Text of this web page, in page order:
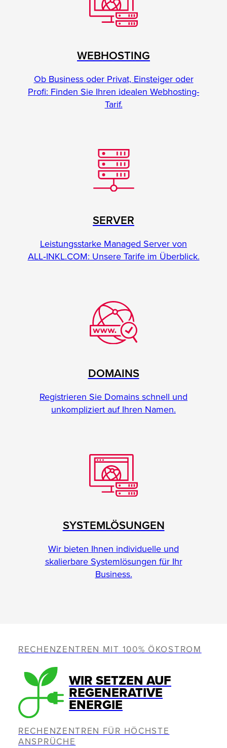
WEBHOSTING
Ob Business oder Privat, Einsteiger oder
Profi: Finden Sie Ihren idealen Webhosting-
Tarif.
SERVER
Leistungsstarke Managed Server von
ALL‑INKL.COM: Unsere Tarife im Überblick.
DOMAINS
Registrieren Sie Domains schnell und
unkompliziert auf Ihren Namen.
SYSTEMLÖSUNGEN
Wir bieten Ihnen individuelle und
skalierbare Systemlösungen für Ihr
Business.
RECHENZENTREN MIT 100% ÖKOSTROM
WIR SETZEN AUF
REGENERATIVE
ENERGIE
RECHENZENTREN FÜR HÖCHSTE
ANSPRÜCHE